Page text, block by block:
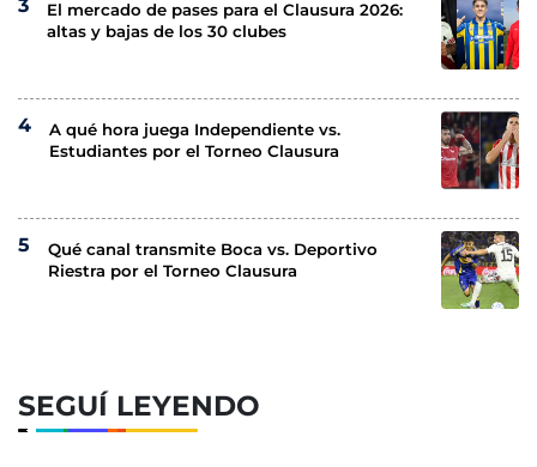
El mercado de pases para el Clausura 2026:
altas y bajas de los 30 clubes
A qué hora juega Independiente vs.
Estudiantes por el Torneo Clausura
Qué canal transmite Boca vs. Deportivo
Riestra por el Torneo Clausura
SEGUÍ LEYENDO